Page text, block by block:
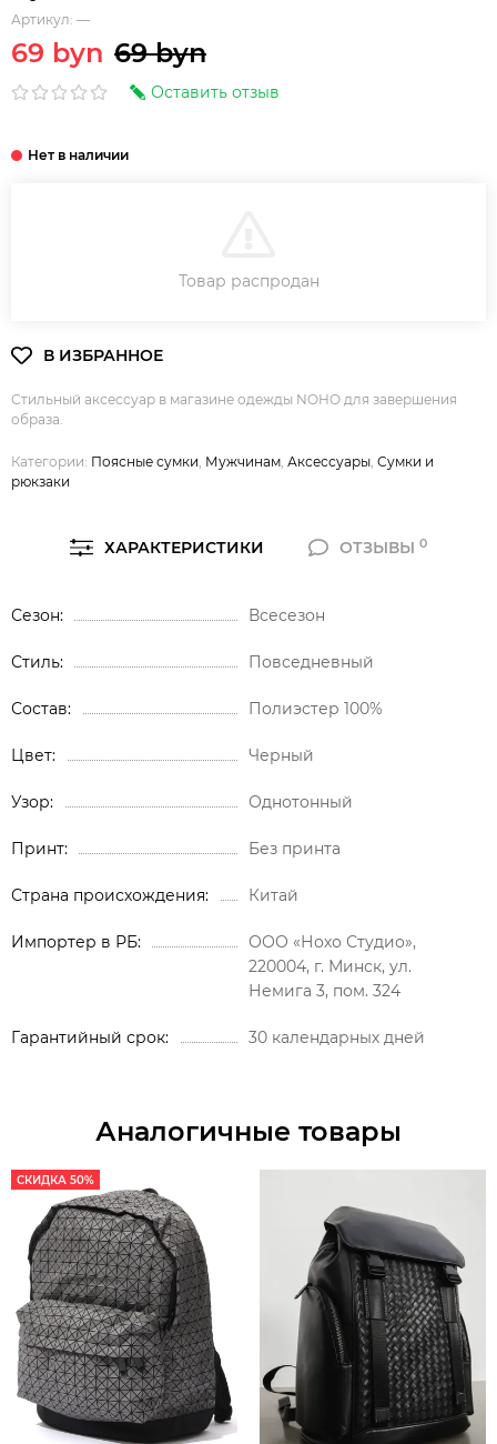
Артикул: —
69 byn 69 byn
Оставить отзыв
Товар распродан
Стильный аксессуар в магазине одежды NOHO для завершения
образа.
Категории: Поясные сумки, Мужчинам, Аксессуары, Сумки и
рюкзаки
ХАРАКТЕРИСТИКИ ОТЗЫВЫ0
Сезон Всесезон
Стиль Повседневный
Состав Полиэстер 100%
Цвет Черный
Узор Однотонный
Принт Без принта
Страна происхождения Китай
Импортер в РБ
ООО «Нохо Студио»,
220004, г. Минск, ул.
Немига 3, пом. 324
Гарантийный срок 30 календарных дней
Аналогичные товары
СКИДКА 50%